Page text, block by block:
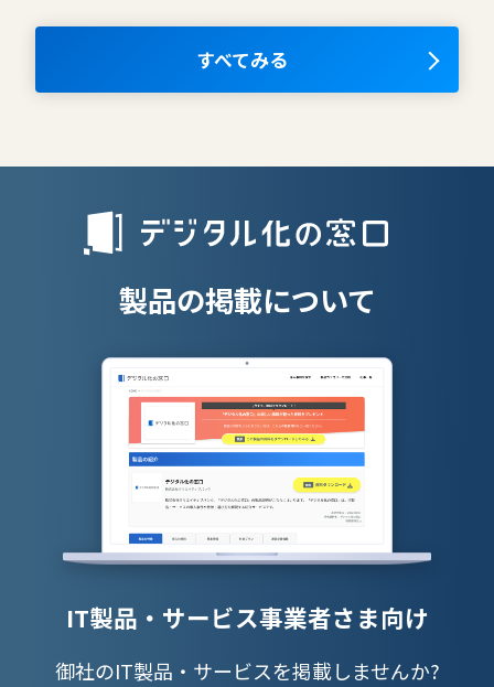
ナレッジマネジメントツール
OKRツール
授業支援シス
すべてみる
製品の掲載について
IT製品・サービス事業者さま向け
御社のIT製品・サービスを掲載しませんか?